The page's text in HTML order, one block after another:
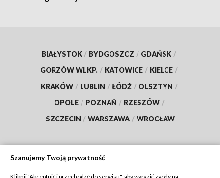
BIAŁYSTOK / BYDGOSZCZ / GDAŃSK /
GORZÓW WLKP. / KATOWICE / KIELCE /
KRAKÓW / LUBLIN / ŁÓDŹ / OLSZTYN /
OPOLE / POZNAŃ / RZESZÓW /
SZCZECIN / WARSZAWA / WROCŁAW
Szanujemy Twoją prywatność
Kliknij "Akceptuję i przechodzę do serwisu", aby wyrazić zgody na